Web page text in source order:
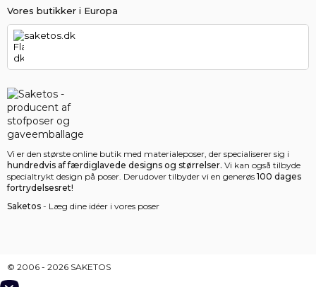
Vi er den største online butik med materialeposer, der specialiserer sig i
hundredvis af færdiglavede designs og størrelser. Vi kan også tilbyde
specialtrykt design på poser. Derudover tilbyder vi en generøs 100 dages
fortrydelsesret!
Saketos - Læg dine idéer i vores poser
Vores butikker i Europa
saketos.dk
© 2006 - 2026 SAKETOS